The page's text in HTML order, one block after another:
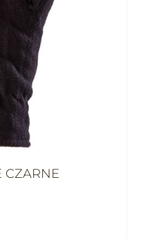
CZARNE